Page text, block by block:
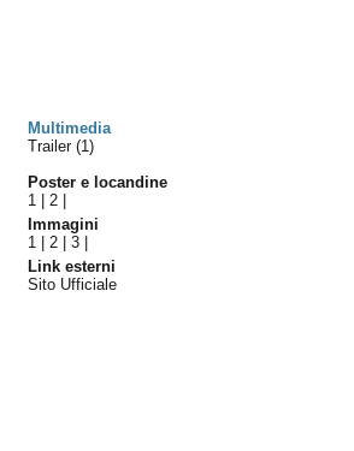
Multimedia
Trailer (1)
Poster e locandine
1 |2
Immagini
1 |2 |3
Link esterni
Sito Ufficiale